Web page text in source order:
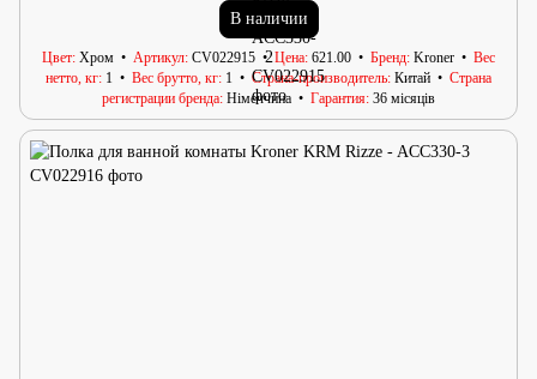
В наличии
Цвет Хром Артикул CV022915 Цена 621.00 Бренд Kroner
Вес
нетто, кг 1 Вес брутто, кг 1 Страна-производитель Китай
Страна
регистрации бренда Німеччина Гарантия 36 місяців